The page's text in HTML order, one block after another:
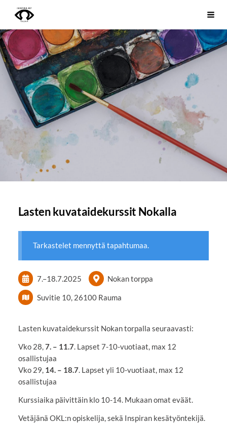
Siirry
sivun
sisältöön
Inspira ry
Lasten kuvataidekurssit Nokalla
Tarkastelet mennyttä tapahtumaa.
7.–18.7.2025 Nokan torppa
Suvitie 10, 26100 Rauma
Lasten kuvataidekurssit Nokan torpalla seuraavasti:
Vko 28,7. – 11.7. Lapset 7-10-vuotiaat, max 12
osallistujaa
Vko 29, 14. – 18.7. Lapset yli 10-vuotiaat, max 12
osallistujaa
Kurssiaika päivittäin klo 10-14. Mukaan omat eväät.
Vetäjänä OKL:n opiskelija, sekä Inspiran kesätyöntekijä.